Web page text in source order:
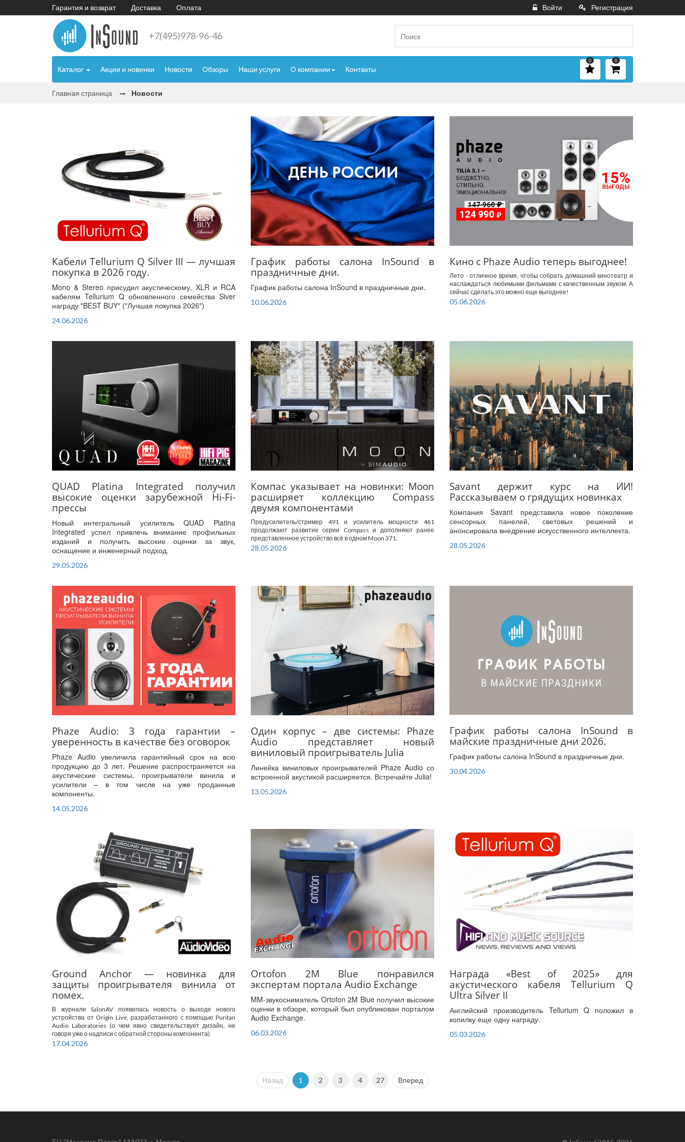
Гарантия и возврат Доставка Оплата Войти Регистрация
+7(495)978-96-46
Каталог Акции и новинки Новости Обзоры Наши услуги О компании Контакты
0
0
Главная страница Новости
Кабели Tellurium Q Silver III — лучшая
покупка в 2026 году.
Mono & Stereo присудил акустическому, XLR и RCA
кабелям Tellurium Q обновленного семейства Siver
награду "BEST BUY" ("Лучшая покупка 2026″)
24.06.2026
График работы салона InSound в
праздничные дни.
График работы салона InSound в праздничные дни.
10.06.2026
Кино с Phaze Audio теперь выгоднее!
Лето - отличное время, чтобы собрать домашний кинотеатр и
наслаждаться любимыми фильмами с качественным звуком. А
сейчас сделать это можно еще выгоднее!
05.06.2026
QUAD Platina Integrated получил
высокие оценки зарубежной Hi-Fi-
прессы
Новый интегральный усилитель QUAD Platina
Integrated успел привлечь внимание профильных
изданий и получить высокие оценки за звук,
оснащение и инженерный подход.
29.05.2026
Компас указывает на новинки: Moon
расширяет коллекцию Compass
двумя компонентами
Предусилитель/стример 491 и усилитель мощности 461
продолжают развитие серии Compass и дополняют ранее
представленное устройство всё в одном Moon 371.
28.05.2026
Savant держит курс на ИИ!
Рассказываем о грядущих новинках
Компания Savant представила новое поколение
сенсорных панелей, световых решений и
анонсировала внедрение искусственного интеллекта.
28.05.2026
Phaze Audio: 3 года гарантии –
уверенность в качестве без оговорок
Phaze Audio увеличила гарантийный срок на всю
продукцию до 3 лет. Решение распространяется на
акустические системы, проигрыватели винила и
усилители – в том числе на уже проданные
компоненты.
14.05.2026
Один корпус – две системы: Phaze
Audio представляет новый
виниловый проигрыватель Julia
Линейка виниловых проигрывателей Phaze Audio со
встроенной акустикой расширяется. Встречайте Julia!
13.05.2026
График работы салона InSound в
майские праздничные дни 2026.
График работы салона InSound в праздничные дни.
30.04.2026
Ground Anchor — новинка для
защиты проигрывателя винила от
помех.
В журнале SalonAV появилась новость о выходе нового
устройства от Origin Live, разработанного с помощью Puritan
Audio Laboratories (о чем явно свидетельствует дизайн, не
говоря уже о надписи с обратной стороны компонента)
17.04.2026
Ortofon 2M Blue понравился
экспертам портала Audio Exchange
MM-звукосниматель Ortofon 2M Blue получил высокие
оценки в обзоре, который был опубликован порталом
Audio Exchange.
06.03.2026
Награда «Best of 2025» для
акустического кабеля Tellurium Q
Ultra Silver II
Английский производитель Tellurium Q положил в
копилку еще одну награду.
05.03.2026
Назад 1 2 3 4 27 Вперед